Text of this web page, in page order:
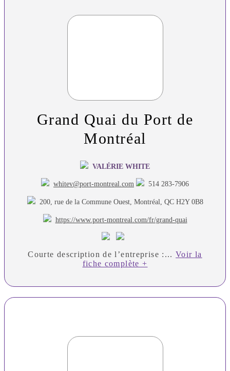
Grand Quai du Port de
Montréal
VALÉRIE WHITE
whitev@port-montreal.com 514 283-7906
200, rue de la Commune Ouest, Montréal, QC H2Y 0B8
https://www.port-montreal.com/fr/grand-quai
Courte description de l’entreprise :...Voir la
fiche complète +